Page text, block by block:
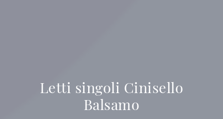
Letti singoli Cinisello
Balsamo